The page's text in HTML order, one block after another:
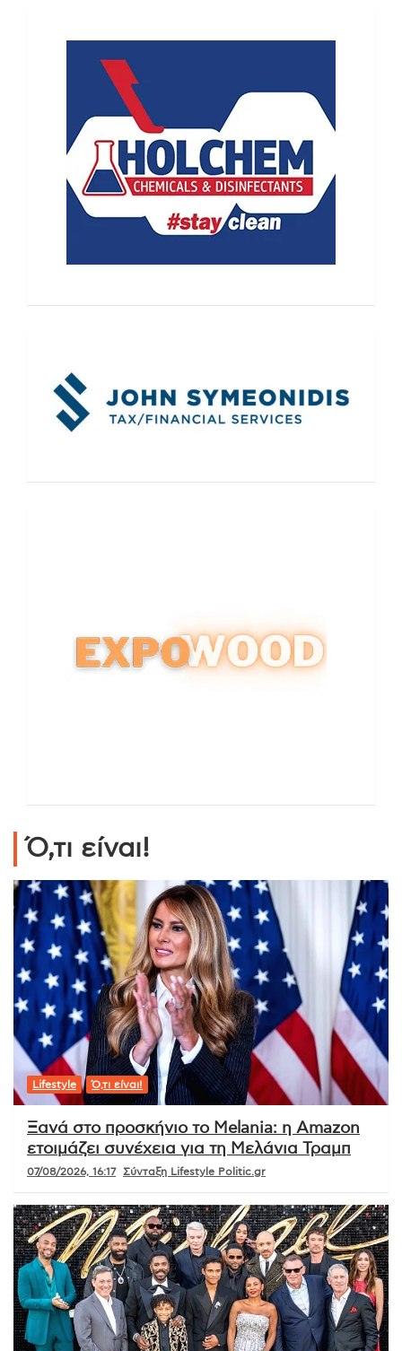
Ό,τι είναι!
Lifestyle Ό,τι είναι!
Ξανά στο προσκήνιο το Melania: η Amazon
ετοιμάζει συνέχεια για τη Μελάνια Τραμπ
07/08/2026, 16:17 Σύνταξη Lifestyle Politic.gr